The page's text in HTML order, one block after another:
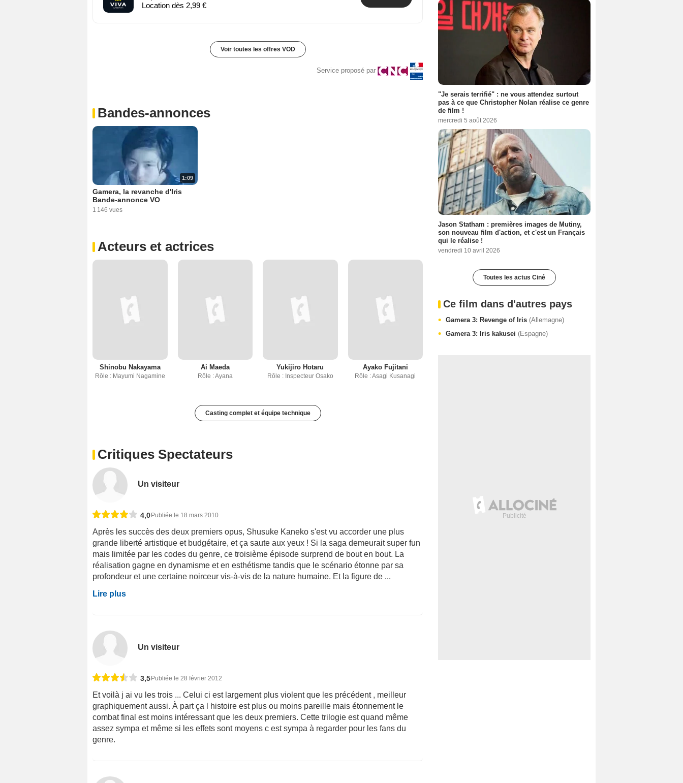
Location dès 2,99 €
Voir toutes les offres VOD
Service proposé par
Bandes-annonces
1:09
Gamera, la revanche d'Iris
Bande-annonce VO
1 146 vues
Acteurs et actrices
Shinobu Nakayama
Rôle : Mayumi Nagamine
Ai Maeda
Rôle : Ayana
Yukijiro Hotaru
Rôle : Inspecteur Osako
Ayako Fujitani
Rôle : Asagi Kusanagi
Casting complet et équipe technique
Critiques Spectateurs
Un visiteur
4,0 Publiée le 18 mars 2010
Après les succès des deux premiers opus, Shusuke Kaneko s'est vu accorder une plus
grande liberté artistique et budgétaire, et ça saute aux yeux ! Si la saga demeurait super fun
mais limitée par les codes du genre, ce troisième épisode surprend de bout en bout. La
réalisation gagne en dynamisme et en esthétisme tandis que le scénario étonne par sa
profondeur et une certaine noirceur vis-à-vis de la nature humaine. Et la figure de ...
Lire plus
Un visiteur
3,5 Publiée le 28 février 2012
Et voilà j ai vu les trois ... Celui ci est largement plus violent que les précédent , meilleur
graphiquement aussi. À part ça l histoire est plus ou moins pareille mais étonnement le
combat final est moins intéressant que les deux premiers. Cette trilogie est quand même
assez sympa et même si les effets sont moyens c est sympa à regarder pour les fans du
genre.
"Je serais terrifié" : ne vous attendez surtout
pas à ce que Christopher Nolan réalise ce genre
de film !
mercredi 5 août 2026
Jason Statham : premières images de Mutiny,
son nouveau film d'action, et c'est un Français
qui le réalise !
vendredi 10 avril 2026
Toutes les actus Ciné
Ce film dans d'autres pays
Gamera 3: Revenge of Iris (Allemagne)
Gamera 3: Iris kakusei (Espagne)